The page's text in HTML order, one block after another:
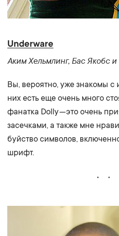
Underware
Аким Хельмлинг, Бас Якобс
Вы, вероятно, уже знакомы
них есть еще очень много
фанатка Dolly — это очень
засечками, а также мне
буйство символов,
шрифт.